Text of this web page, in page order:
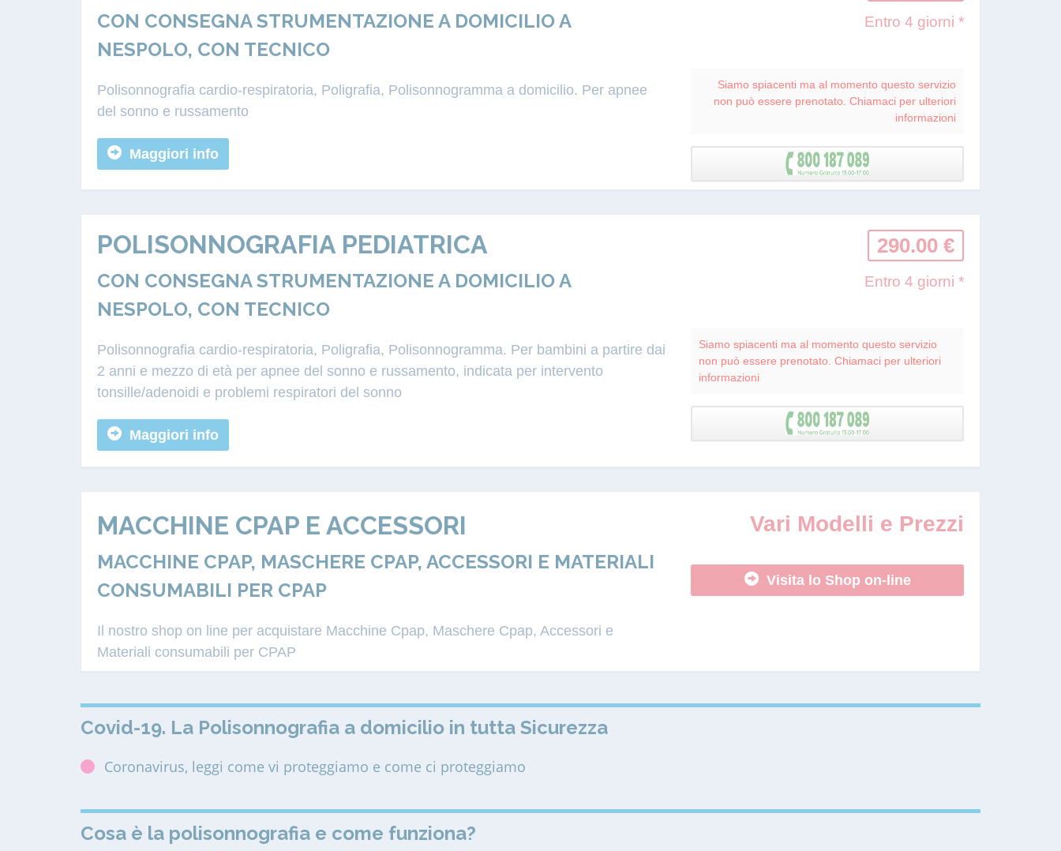
CON CONSEGNA STRUMENTAZIONE A DOMICILIO A
NESPOLO, CON TECNICO
Polisonnografia cardio-respiratoria, Poligrafia, Polisonnogramma a domicilio. Per apnee
del sonno e russamento
Maggiori info
Entro 4 giorni *
Siamo spiacenti ma al momento questo servizio
non può essere prenotato. Chiamaci per ulteriori
informazioni
POLISONNOGRAFIA PEDIATRICA
CON CONSEGNA STRUMENTAZIONE A DOMICILIO A
NESPOLO, CON TECNICO
Polisonnografia cardio-respiratoria, Poligrafia, Polisonnogramma. Per bambini a partire dai
2 anni e mezzo di età per apnee del sonno e russamento, indicata per intervento
tonsille/adenoidi e problemi respiratori del sonno
Maggiori info
290.00 €
Entro 4 giorni *
Siamo spiacenti ma al momento questo servizio
non può essere prenotato. Chiamaci per ulteriori
informazioni
MACCHINE CPAP E ACCESSORI
MACCHINE CPAP, MASCHERE CPAP, ACCESSORI E MATERIALI
CONSUMABILI PER CPAP
Il nostro shop on line per acquistare Macchine Cpap, Maschere Cpap, Accessori e
Materiali consumabili per CPAP
Vari Modelli e Prezzi
Visita lo Shop on-line
Covid-19. La Polisonnografia a domicilio in tutta Sicurezza
Coronavirus, leggi come vi proteggiamo e come ci proteggiamo
Cosa è la polisonnografia e come funziona?